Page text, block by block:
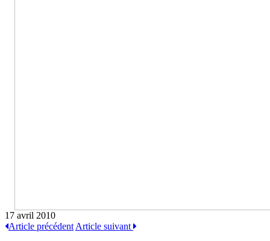
17 avril 2010
Article précédent Article suivant